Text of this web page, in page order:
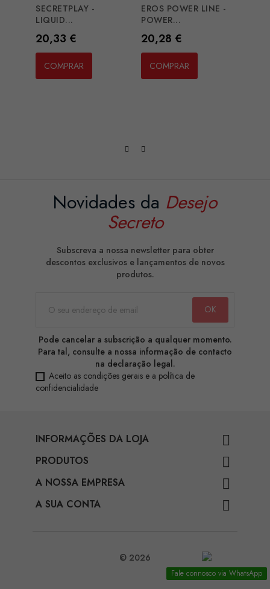
SECRETPLAY -
LIQUID...
Preço
20,33 €
COMPRAR
EROS POWER LINE -
POWER...
Preço
20,28 €
COMPRAR
Novidades da Desejo
Secreto
Subscreva a nossa newsletter para obter
descontos exclusivos e lançamentos de novos
produtos.
Pode cancelar a subscrição a qualquer momento.
Para tal, consulte a nossa informação de contacto
na declaração legal.
Aceito as condições gerais e a política de
confidencialidade
INFORMAÇÕES DA LOJA 
PRODUTOS 
A NOSSA EMPRESA 
A SUA CONTA 
Fale connosco via WhatsApp
© 2026